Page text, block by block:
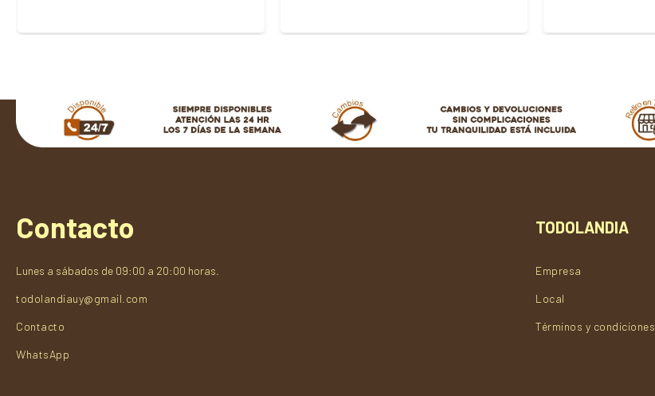
Contacto
Lunes a sábados de 09:00 a 20:00 horas.
todolandiauy@gmail.com
Contacto
WhatsApp
TODOLANDIA
Empresa
Local
Términos y condiciones